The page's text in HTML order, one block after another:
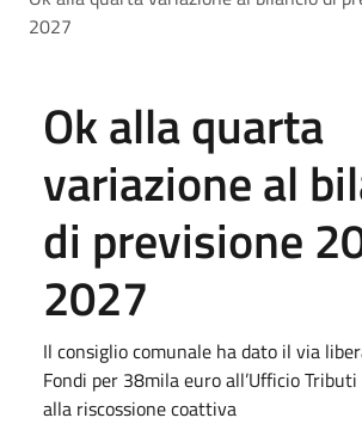
2027
Ok alla quarta
variazione al
di previsione
2027
Il consiglio comunale ha dato il via
Fondi per 38mila euro all’Ufficio
alla riscossione coattiva